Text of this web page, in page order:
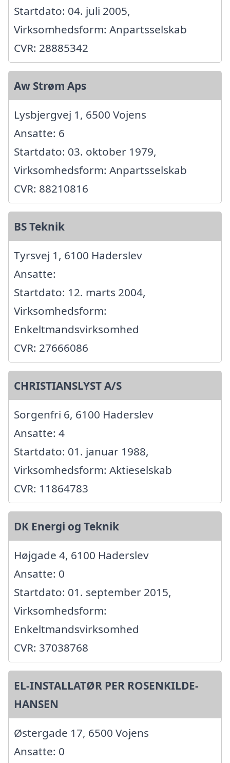
Startdato: 04. juli 2005,
Virksomhedsform: Anpartsselskab
CVR: 28885342
Aw Strøm Aps
Lysbjergvej 1, 6500 Vojens
Ansatte: 6
Startdato: 03. oktober 1979,
Virksomhedsform: Anpartsselskab
CVR: 88210816
BS Teknik
Tyrsvej 1, 6100 Haderslev
Ansatte:
Startdato: 12. marts 2004,
Virksomhedsform:
Enkeltmandsvirksomhed
CVR: 27666086
CHRISTIANSLYST A/S
Sorgenfri 6, 6100 Haderslev
Ansatte: 4
Startdato: 01. januar 1988,
Virksomhedsform: Aktieselskab
CVR: 11864783
DK Energi og Teknik
Højgade 4, 6100 Haderslev
Ansatte: 0
Startdato: 01. september 2015,
Virksomhedsform:
Enkeltmandsvirksomhed
CVR: 37038768
EL-INSTALLATØR PER ROSENKILDE-
HANSEN
Østergade 17, 6500 Vojens
Ansatte: 0